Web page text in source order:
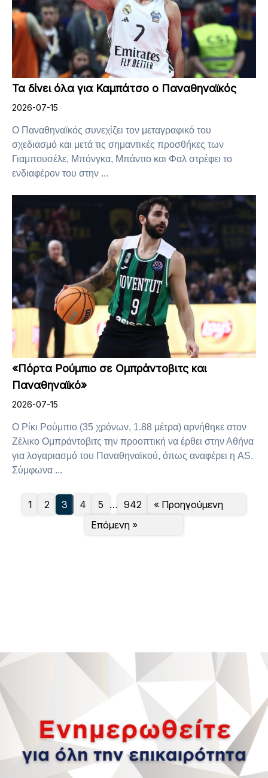
Τα δίνει όλα για Καμπάτσο ο Παναθηναϊκός
2026-07-15
Ο Παναθηναϊκός συνεχίζει τον μεταγραφικό του
σχεδιασμό και μετά τις σημαντικές προσθήκες των
Γιαμπουσέλε, Μπόνγκα, Μπάντιο και Φαλ στρέφει το
ενδιαφέρον του στην ...
«Πόρτα Ρούμπιο σε Ομπράντοβιτς και
Παναθηναϊκό»
2026-07-15
Ο Ρίκι Ρούμπιο (35 χρόνων, 1.88 μέτρα) αρνήθηκε στον
Ζέλικο Ομπράντοβιτς την προοπτική να έρθει στην Αθήνα
για λογαριασμό του Παναθηναϊκού, όπως αναφέρει η AS.
Σύμφωνα ...
« Προηγούμενη
1 2 3 4 5 … 942
Επόμενη »